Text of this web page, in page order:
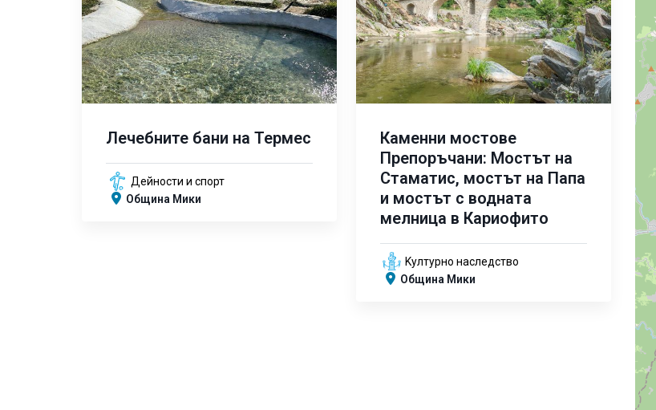
Лечебните бани на Термес
Дейности и спорт
Община Мики
Каменни мостове
Препоръчани: Мостът на
Стаматис, мостът на Папа
и мостът с водната
мелница в Кариофито
Kултурно наследство
Община Мики